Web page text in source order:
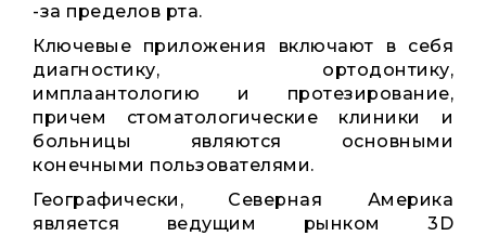
-за пределов рта.
Ключевые приложения включают в себя
диагностику, ортодонтику,
имплаантологию и протезирование,
причем стоматологические клиники и
больницы являются основными
конечными пользователями.
Географически, Северная Америка
является ведущим рынком 3D